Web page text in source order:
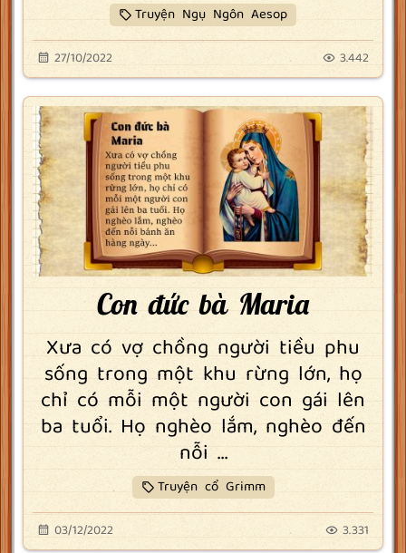
Truyện Ngụ Ngôn Aesop
27/10/2022 3.442
Con đức bà Maria
Xưa có vợ chồng người tiều phu
sống trong một khu rừng lớn, họ
chỉ có mỗi một người con gái lên
ba tuổi. Họ nghèo lắm, nghèo đến
nỗi ...
Truyện cổ Grimm
03/12/2022 3.331